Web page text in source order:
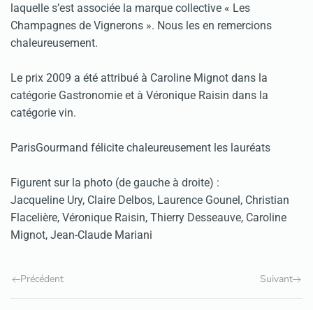
laquelle s’est associée la marque collective « Les
Champagnes de Vignerons ». Nous les en remercions
chaleureusement.
Le prix 2009 a été attribué à Caroline Mignot dans la
catégorie Gastronomie et à Véronique Raisin dans la
catégorie vin.
ParisGourmand félicite chaleureusement les lauréats
Figurent sur la photo (de gauche à droite) :
Jacqueline Ury, Claire Delbos, Laurence Gounel, Christian
Flacelière, Véronique Raisin, Thierry Desseauve, Caroline
Mignot, Jean-Claude Mariani
Précédent Suivant